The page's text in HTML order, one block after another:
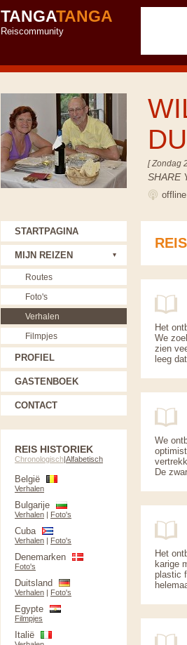
TANGATANGA
Reiscommunity
[ Zondag
SHARE
offline
Het
We
zien
leeg
We
De
Het
karige
plastic
STARTPAGINA
MIJN REIZEN
Routes
Foto's
Verhalen
Filmpjes
PROFIEL
GASTENBOEK
CONTACT
REIS HISTORIEK
Chronologisch|Alfabetisch
België
Verhalen
Bulgarije
Verhalen | Foto's
Cuba
Verhalen | Foto's
Denemarken
Foto's
Duitsland
Verhalen | Foto's
Egypte
Filmpjes
Italië